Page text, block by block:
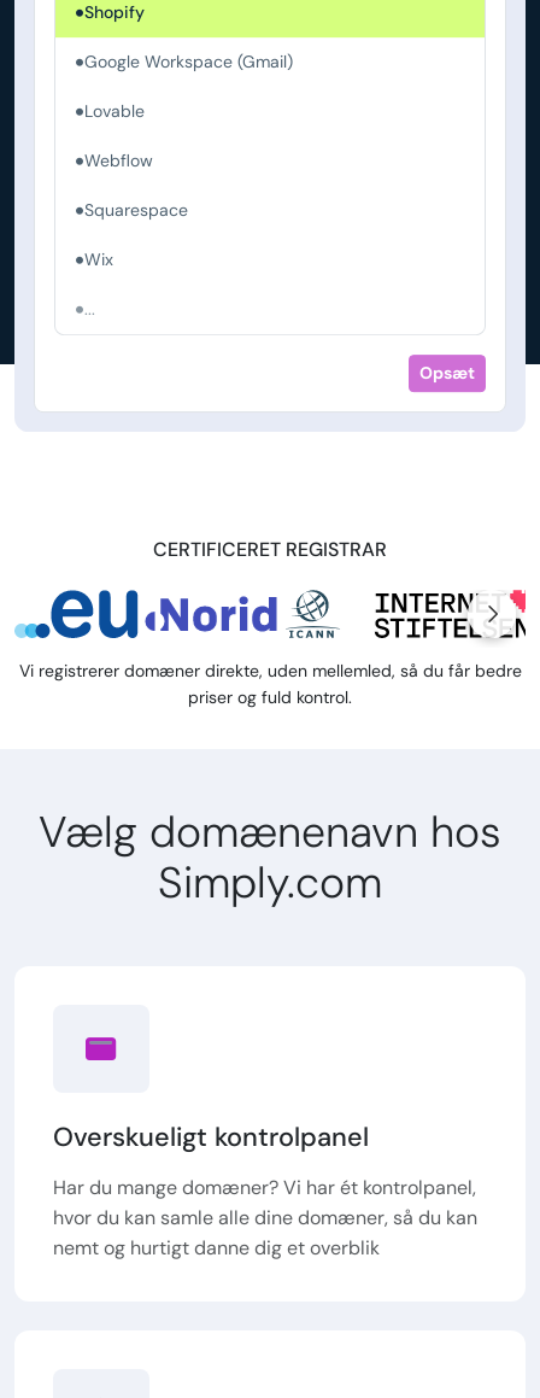
Shopify
Google Workspace (Gmail)
Lovable
Webflow
Squarespace
Wix
...
Opsæt
CERTIFICERET REGISTRAR
Vi registrerer domæner direkte, uden mellemled, så du får bedre
priser og fuld kontrol.
Vælg domænenavn hos
Simply.com
Overskueligt kontrolpanel
Har du mange domæner? Vi har ét kontrolpanel,
hvor du kan samle alle dine domæner, så du kan
nemt og hurtigt danne dig et overblik